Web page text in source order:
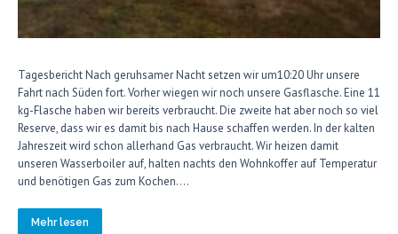
Tagesbericht Nach geruhsamer Nacht setzen wir um10:20 Uhr unsere
Fahrt nach Süden fort. Vorher wiegen wir noch unsere Gasflasche. Eine 11
kg-Flasche haben wir bereits verbraucht. Die zweite hat aber noch so viel
Reserve, dass wir es damit bis nach Hause schaffen werden. In der kalten
Jahreszeit wird schon allerhand Gas verbraucht. Wir heizen damit
unseren Wasserboiler auf, halten nachts den Wohnkoffer auf Temperatur
und benötigen Gas zum Kochen….
Mehr lesen